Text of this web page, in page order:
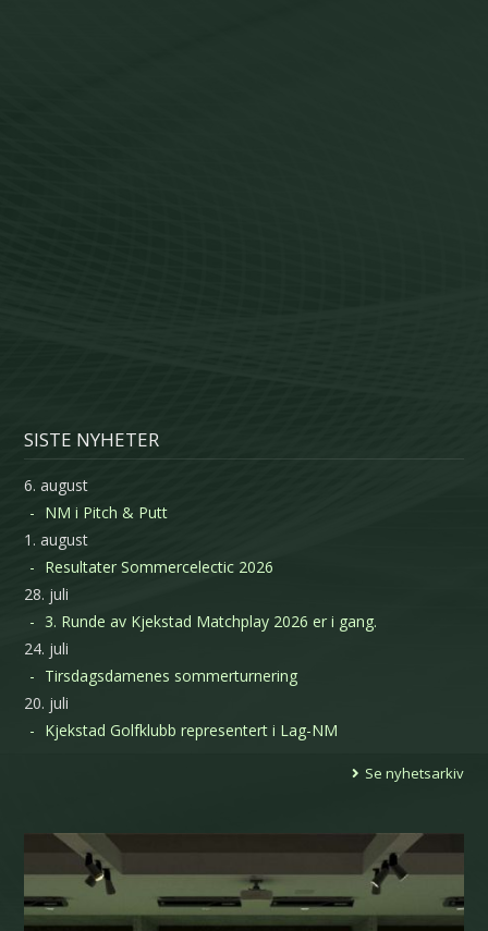
SISTE NYHETER
6. august
NM i Pitch & Putt
1. august
Resultater Sommercelectic 2026
28. juli
3. Runde av Kjekstad Matchplay 2026 er i gang.
24. juli
Tirsdagsdamenes sommerturnering
20. juli
Kjekstad Golfklubb representert i Lag-NM
Se nyhetsarkiv